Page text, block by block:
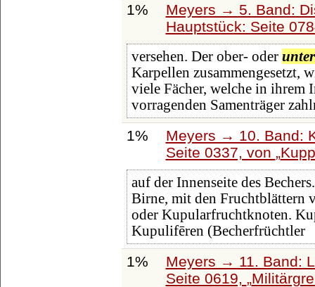
1%
Meyers → 5. Band:
Hauptstück: Seite
versehen. Der ober- oder
Karpellen zusammengesetzt,
viele Fächer, welche in ihrem
vorragenden Samenträger
1%
Meyers → 10. Band:
Seite 0337, von
auf der Innenseite des
Birne, mit den Fruchtblättern
oder Kupularfruchtknoten.
Kupulifēren (Becherfrüchtler
1%
Meyers → 11. Band:
Seite 0619,